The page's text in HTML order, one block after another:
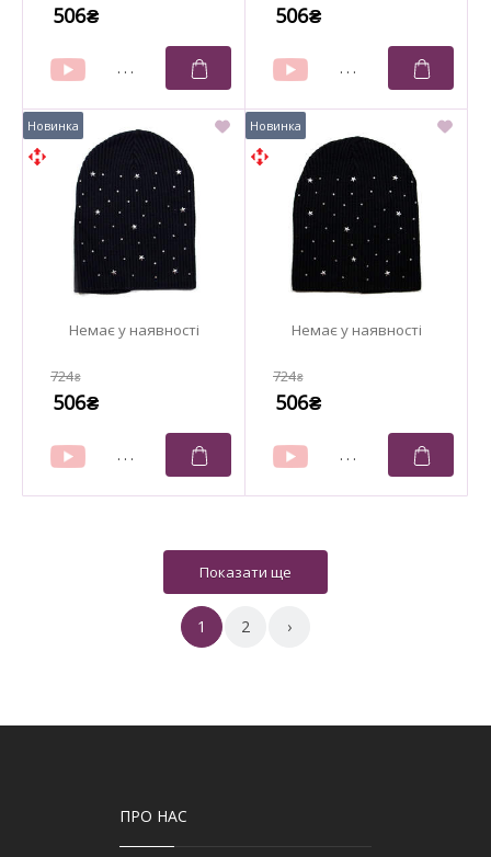
506₴ 506₴
724₴
506₴
724₴
506₴
1 2 ›
ПРО НАС